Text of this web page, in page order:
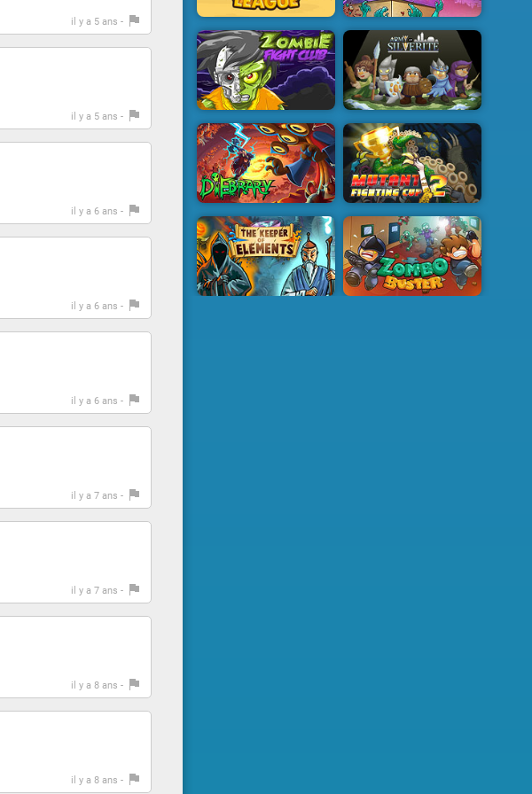
il y a 5 ans -
il y a 5 ans -
il y a 6 ans -
il y a 6 ans -
il y a 6 ans -
il y a 7 ans -
il y a 7 ans -
il y a 8 ans -
il y a 8 ans -